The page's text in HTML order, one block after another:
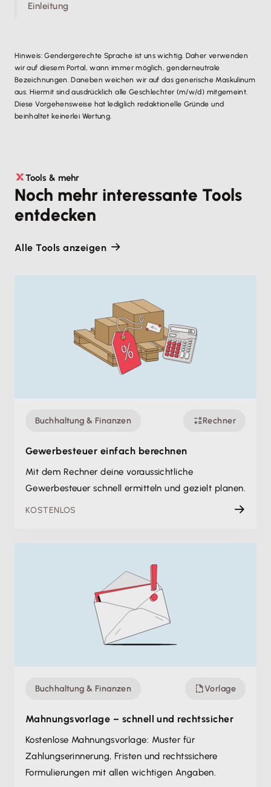
Einleitung
Hinweis: Gendergerechte Sprache ist uns wichtig. Daher verwenden
wir auf diesem Portal, wann immer möglich, genderneutrale
Bezeichnungen. Daneben weichen wir auf das generische Maskulinum
aus. Hiermit sind ausdrücklich alle Geschlechter (m/w/d) mitgemeint.
Diese Vorgehensweise hat lediglich redaktionelle Gründe und
beinhaltet keinerlei Wertung.
Tools & mehr
Noch mehr interessante Tools
entdecken
Alle Tools anzeigen
Buchhaltung & Finanzen Rechner
Gewerbesteuer einfach berechnen
Mit dem Rechner deine voraussichtliche
Gewerbesteuer schnell ermitteln und gezielt planen.
KOSTENLOS
Buchhaltung & Finanzen Vorlage
Mahnungsvorlage – schnell und rechtssicher
Kostenlose Mahnungsvorlage: Muster für
Zahlungserinnerung, Fristen und rechtssichere
Formulierungen mit allen wichtigen Angaben.